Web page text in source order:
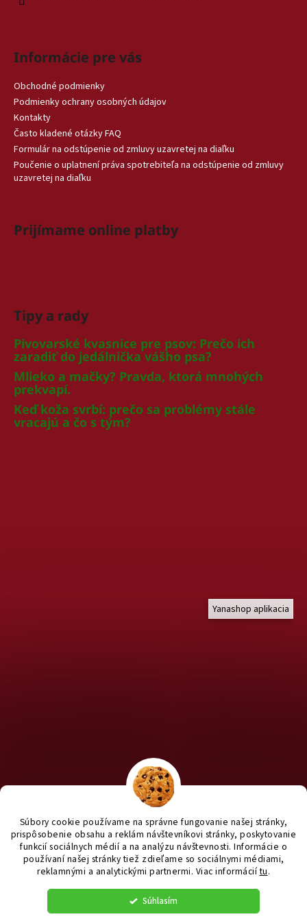
Súbory cookie používame na správne fungovanie našej stránky,
prispôsobenie obsahu a reklám návštevníkovi stránky, poskytovanie
funkcií sociálnych médií a na analýzu návštevnosti. Informácie o
používaní našej stránky tiež zdieľame so sociálnymi médiami,
reklamnými a analytickými partnermi. Viac informáciítu.
Súhlasím
Informácie pre vás
Obchodné podmienky
Podmienky ochrany osobných údajov
Kontakty
Často kladené otázky FAQ
Formulár na odstúpenie od zmluvy uzavretej na diaľku
Poučenie o uplatnení práva spotrebiteľa na odstúpenie od zmluvy
uzavretej na diaľku
Prijímame online platby
Tipy a rady
Pivovarské kvasnice pre psov: Prečo ich
zaradiť do jedálnička vášho psa?
Mlieko a mačky? Pravda, ktorá mnohých
prekvapí.
Keď koža svrbí: prečo sa problémy stále
vracajú a čo s tým?
Yanashop aplikacia
Chcete nakúpiť pre útulky? Kliknite TU na náš útulkový eshop a
staň sa anjelom pre útulkáčov ♥
Vytvoril Shoptet|e_minds
Copyright 2026
yanashop.sk. Všetky práva vyhradené.
Upraviť